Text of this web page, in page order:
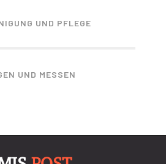
UND PFLEGE
UND MESSEN